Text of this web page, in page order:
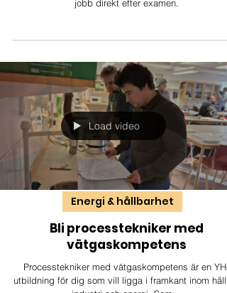
jobb direkt efter examen.
Load video
Energi & hållbarhet
Bli processtekniker med
vätgaskompetens